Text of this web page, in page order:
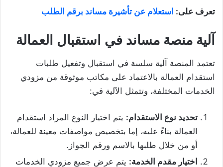
تعرف على: استعلام عن تأشيرة مساند برقم الطلب
آلية منصة مساند في استقبال العمالة
تعتمد المنصة آلية سلسة في استقبال وتفعيل طلبات
استقدام العمالة بالاعتماد على مكاتب موثوقة من مزودي
الخدمات المختلفة، وتتمثل الآلية في:
تحديد نوع الاستقدام: يتم اختيار النوع المراد استقدام
العمالة بناءً عليه، إما بتخصيص مواصفات معينة للعمالة،
أو من خلال طلبها بالاسم ورقم الجواز.
اختيار مقدم الخدمة: يتم عرض جميع مزودي الخدمات